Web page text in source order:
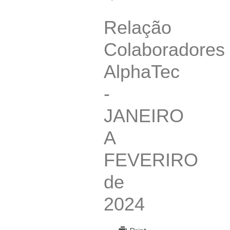
Relação
Colaboradores
AlphaTec
-
JANEIRO
A
FEVERIRO
de
2024